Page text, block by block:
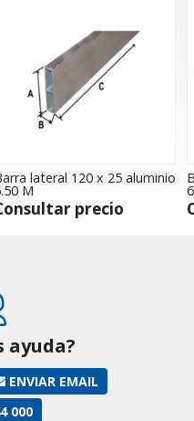
Barra lateral 140 x 26
6.00 M apilable
Consultar precio
ayuda?
ENVIAR EMAIL
000